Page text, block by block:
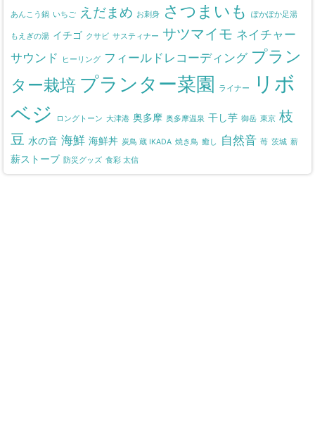
あんこう鍋 いちご えだまめ お刺身 さつまいも ぽかぽか足湯
もえぎの湯 イチゴ クサビ サスティナー サツマイモ ネイチャー
サウンド
ヒーリング フィールドレコーディング プラン
ター栽培 プランター菜園 ライナー
リボ
ベジ
ロングトーン 大津港 奥多摩 奥多摩温泉 干し芋 御岳 東京 枝
豆 水の音 海鮮 海鮮丼 炭鳥 蔵 IKADA 焼き鳥 癒し 自然音 苺 茨城 薪
薪ストーブ 防災グッズ 食彩 太信